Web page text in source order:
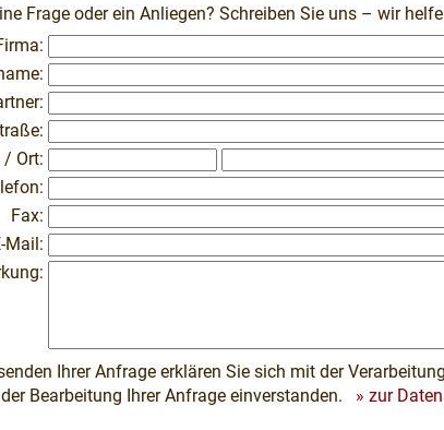
Frage oder ein Anliegen? Schreiben Sie uns – wir
/ Ort:
Fax:
Mail:
Ihrer Anfrage erklären Sie sich mit der
Bearbeitung Ihrer Anfrage einverstanden. » zur